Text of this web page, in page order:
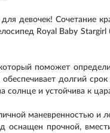
девочек! Сочетание
Royal Baby
поможет
долгий
солнце и устойчива к
маневренностью и
оснащен прочной,